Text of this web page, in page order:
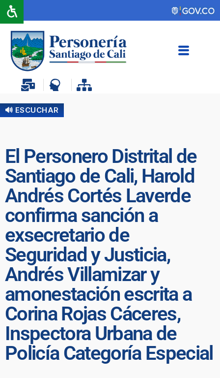
🔊 ESCUCHAR
El Personero Distrital de
Santiago de Cali, Harold
Andrés Cortés Laverde
confirma sanción a
exsecretario de
Seguridad y Justicia,
Andrés Villamizar y
amonestación escrita a
Corina Rojas Cáceres,
Inspectora Urbana de
Policía Categoría Especial